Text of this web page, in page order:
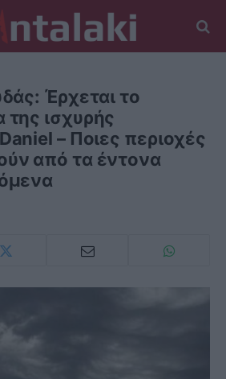
Έρχεται το
ισχυρής
– Ποιες περιοχές
από τα έντονα